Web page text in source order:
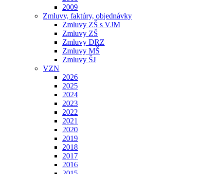
2009
Zmluvy, faktúry, objednávky
Zmluvy ZŠ s VJM
Zmluvy ZŠ
Zmluvy DRZ
Zmluvy MŠ
Zmluvy ŠJ
VZN
2026
2025
2024
2023
2022
2021
2020
2019
2018
2017
2016